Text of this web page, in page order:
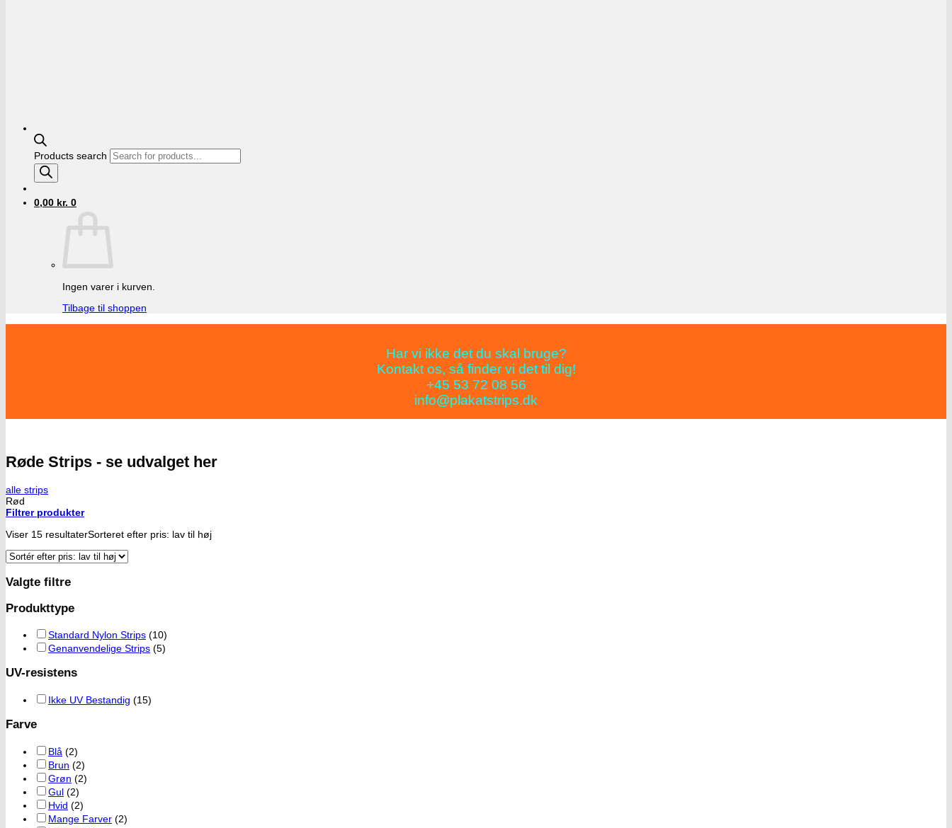
Products search
0,00 kr. 0
Ingen varer i kurven.
Tilbage til shoppen
Har vi ikke det du skal bruge?
Kontakt os, så finder vi det til dig!
+45 53 72 08 56
info@plakatstrips.dk
Røde Strips - se udvalget her
alle strips
Rød
Filtrer produkter
Viser 15 resultaterSorteret efter pris: lav til høj
Valgte filtre
Produkttype
Standard Nylon Strips (10)
Genanvendelige Strips (5)
UV-resistens
Ikke UV Bestandig (15)
Farve
Blå (2)
Brun (2)
Grøn (2)
Gul (2)
Hvid (2)
Mange Farver (2)